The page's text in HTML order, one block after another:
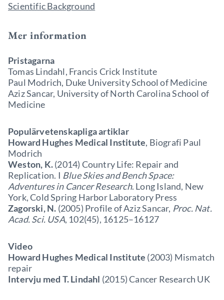
Scientific Background
Mer information
Pristagarna
Tomas Lindahl, Francis Crick Institute
Paul Modrich, Duke University School of Medicine
Aziz Sancar, University of North Carolina School of
Medicine
Populärvetenskapliga artiklar
Howard Hughes Medical Institute, Biografi Paul
Modrich
Weston, K.(2014) Country Life: Repair and
Replication. I Blue Skies and Bench Space:
Adventures in Cancer Research. Long Island, New
York, Cold Spring Harbor Laboratory Press
Zagorski, N. (2005) Profile of Aziz Sancar, Proc. Nat.
Acad. Sci. USA, 102(45), 16125–16127
Video
Howard Hughes Medical Institute (2003) Mismatch
repair
Intervju med T. Lindahl (2015) Cancer Research UK